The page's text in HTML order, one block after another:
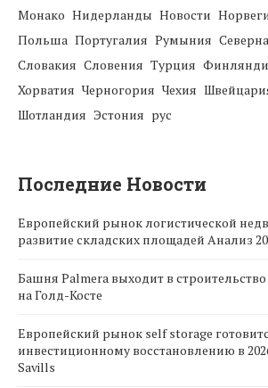
Монако Нидерланды Новости
Польша Португалия Румыния
Словакия Словения Турция
Хорватия Черногория Чехия
Шотландия Эстония рус
Последние Новости
Европейский рынок логистической
развитие складских площадей Анализ
Башня Palmera выходит в строительство
на Голд-Косте
Европейский рынок self storage
инвестиционному восстановлению в
Savills